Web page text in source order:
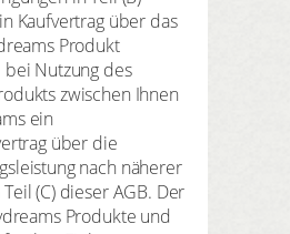
Kaufvertrag über das
Produkt
Nutzung des
zwischen Ihnen
ein
über die
nach näherer
(C) dieser AGB. Der
Produkte und